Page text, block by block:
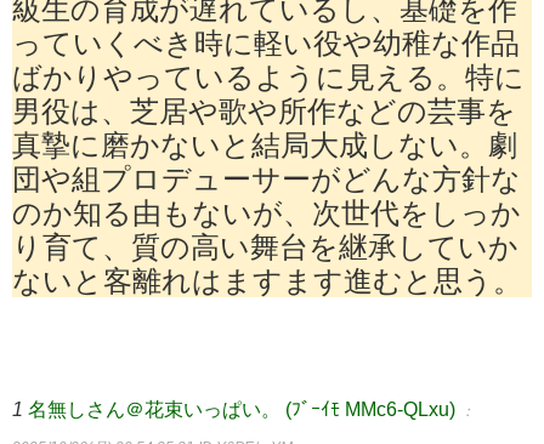
級生の育成が遅れているし、基礎を作
っていくべき時に軽い役や幼稚な作品
ばかりやっているように見える。特に
男役は、芝居や歌や所作などの芸事を
真摯に磨かないと結局大成しない。劇
団や組プロデューサーがどんな方針な
のか知る由もないが、次世代をしっか
り育て、質の高い舞台を継承していか
ないと客離れはますます進むと思う。
1 名無しさん＠花束いっぱい。 (ﾌﾞｰｲﾓ MMc6-QLxu) ：